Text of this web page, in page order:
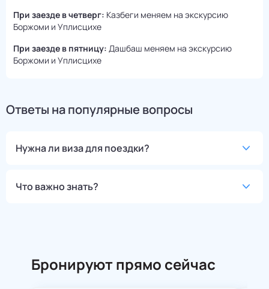
При заезде в четверг: Казбеги меняем на экскурсию
Боржоми и Уплисцихе
При заезде в пятницу: Дашбаш меняем на экскурсию
Боржоми и Уплисцихе
Ответы на популярные вопросы
Нужна ли виза для поездки?
Что важно знать?
Бронируют прямо сейчас